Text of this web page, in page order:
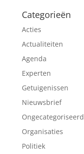
Categorieën
Acties
Actualiteiten
Agenda
Experten
Getuigenissen
Nieuwsbrief
Ongecategoriseerd
Organisaties
Politiek